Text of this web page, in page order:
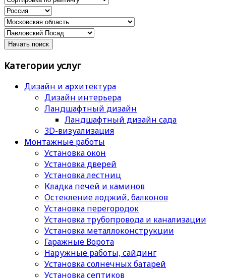
Категории услуг
Дизайн и архитектура
Дизайн интерьера
Ландшафтный дизайн
Ландшафтный дизайн сада
3D-визуализация
Монтажные работы
Установка окон
Установка дверей
Установка лестниц
Кладка печей и каминов
Остекление лоджий, балконов
Установка перегородок
Установка трубопровода и канализации
Установка металлоконструкции
Гаражные Ворота
Наружные работы, сайдинг
Установка солнечных батарей
Установка септиков